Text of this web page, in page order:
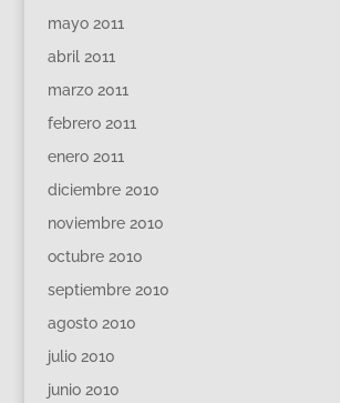
mayo 2011
abril 2011
marzo 2011
febrero 2011
enero 2011
diciembre 2010
noviembre 2010
octubre 2010
septiembre 2010
agosto 2010
julio 2010
junio 2010